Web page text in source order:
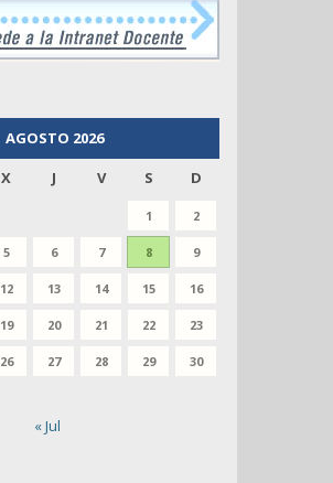
AGOSTO 2026
X J V S D
1 2
5 6 7 8 9
12 13 14 15 16
19 20 21 22 23
26 27 28 29 30
« Jul